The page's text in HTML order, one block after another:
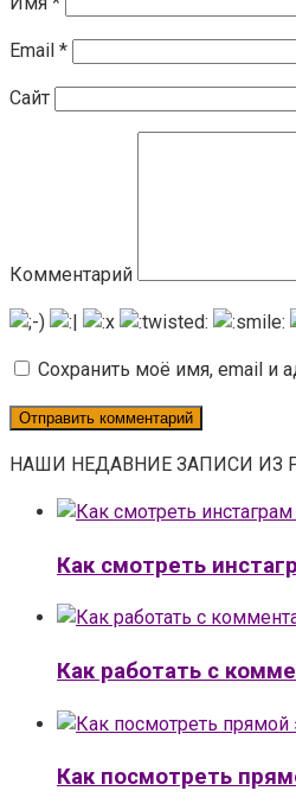
Email *
Сайт
Комментарий
Сохранить моё имя, email и
НАШИ НЕДАВНИЕ ЗАПИСИ ИЗ
Как смотреть
Как работать с
Как посмотреть